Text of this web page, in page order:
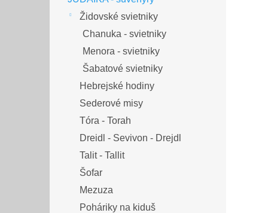
Židovské svietniky
Chanuka - svietniky
Menora - svietniky
Šabatové svietniky
Hebrejské hodiny
Sederové misy
Tóra - Torah
Dreidl - Sevivon - Drejdl
Talit - Tallit
Šofar
Mezuza
Poháriky na kiduš